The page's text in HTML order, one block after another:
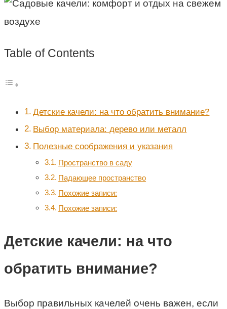
Table of Contents
Детские качели: на что обратить внимание?
Выбор материала: дерево или металл
Полезные соображения и указания
Пространство в саду
Падающее пространство
Похожие записи:
Похожие записи:
Детские качели: на что
обратить внимание?
Выбор правильных качелей очень важен, если